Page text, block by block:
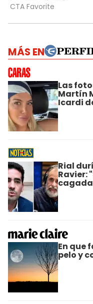
MÁS EN
Las
Martín
Icardi
Rial
Ravier:
En que
pelo y